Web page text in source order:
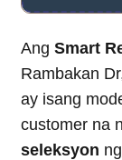
Ang Smart
Rambakan
ay isang
customer na
seleksyon